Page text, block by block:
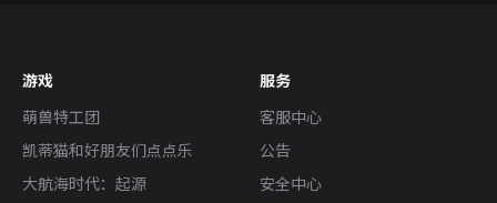
游戏
萌兽特工团
凯蒂猫和好朋友们点点乐
大航海时代：起源
服务
客服中心
公告
安全中心